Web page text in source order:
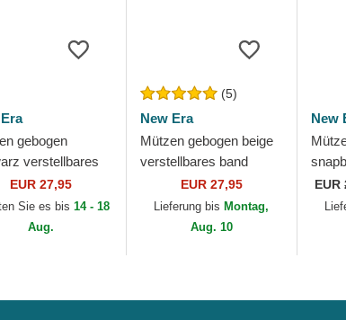
gebogen
verstellbares
9TWENTY Core
der San
Giants MLB
EUR 27,95
Sie es bis14 - 18
Aug.
(5)
New Era
Mützen gebogen beige
verstellbares band
9TWENTY Core
Classic der San
Francisco Giants MLB
EUR 27,95
Lieferung bis Montag,
Aug. 10
New
von
EUR